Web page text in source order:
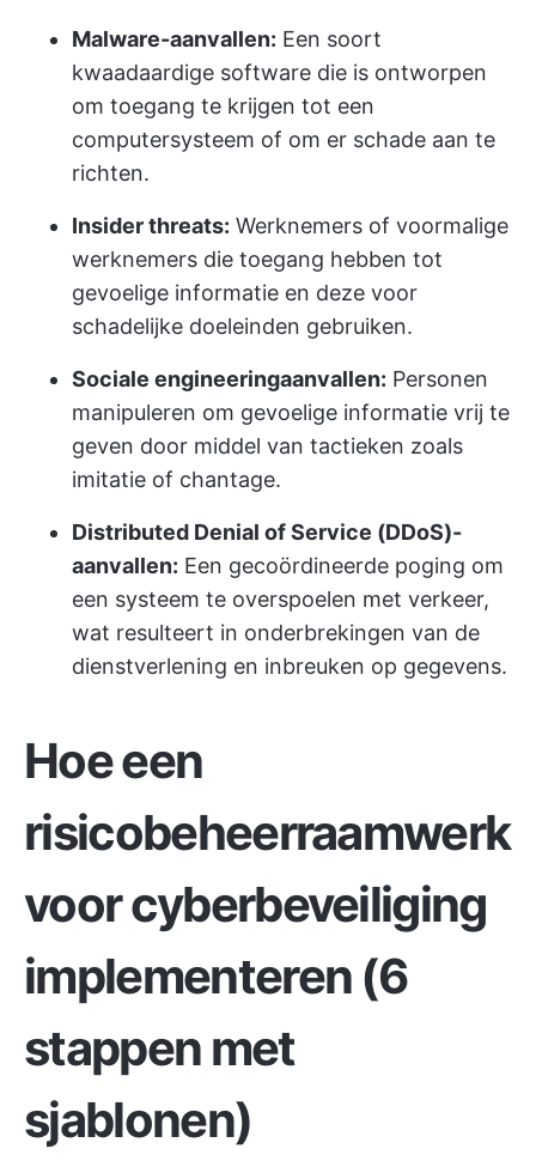
Malware-aanvallen: Een soort
kwaadaardige software die is ontworpen
om toegang te krijgen tot een
computersysteem of om er schade aan te
richten.
Insider threats: Werknemers of voormalige
werknemers die toegang hebben tot
gevoelige informatie en deze voor
schadelijke doeleinden gebruiken.
Sociale engineeringaanvallen: Personen
manipuleren om gevoelige informatie vrij te
geven door middel van tactieken zoals
imitatie of chantage.
Distributed Denial of Service (DDoS)-
aanvallen: Een gecoördineerde poging om
een systeem te overspoelen met verkeer,
wat resulteert in onderbrekingen van de
dienstverlening en inbreuken op gegevens.
Hoe een
risicobeheerraamwerk
voor cyberbeveiliging
implementeren (6
stappen met
sjablonen)